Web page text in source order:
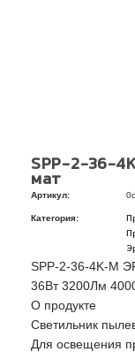
SPP-2-36-
мат
Артикул:
Категория:
SPP-2-36-4K-M
36Вт 3200Лм
О продукте
Светильник
Для освещения